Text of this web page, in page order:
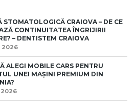
STOMATOLOGICĂ CRAIOVA – DE CE
CONTINUITATEA ÎNGRIJIRII
– DENTISTEM CRAIOVA
2026
ALEGI MOBILE CARS PENTRU
UNEI MAȘINI PREMIUM DIN
2026